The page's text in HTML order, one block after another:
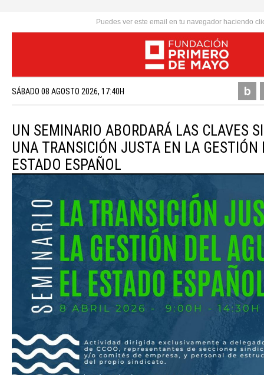
Puedes ver este email en tu navegador haciendo
SÁBADO 08 AGOSTO 2026, 17:40H
UN SEMINARIO ABORDARÁ LAS CLAVES
UNA TRANSICIÓN JUSTA EN LA GESTIÓN
ESTADO ESPAÑOL